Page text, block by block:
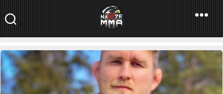
NaszeMMA
NaszeMMA.pl»Aktualności»Świat»UFC»Nikita Krylov vs.
Alexander Gustafsson na gali UFC zaplanowanej na 23 lipca!